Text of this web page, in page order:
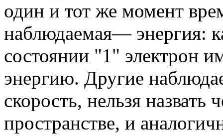
один и тот же момент
наблюдаемая— энергия:
состоянии "1" электрон
энергию. Другие
скорость, нельзя
пространстве, и